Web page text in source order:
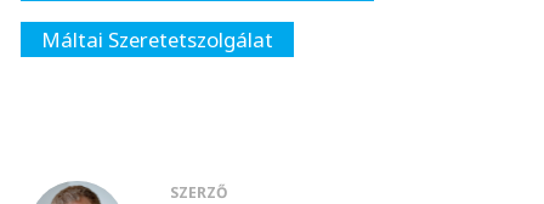
Máltai Szeretetszolgálat
SZERZŐ